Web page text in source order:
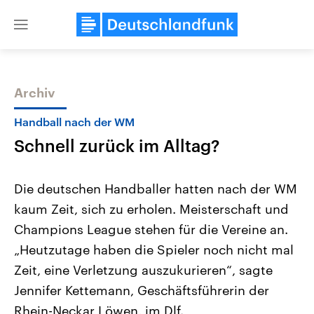
Close
Themen
Landtagswahl Sachsen-Anhalt
2026
Alle Informationen
Sachsen-Anhalt wählt am 6.
September 2026 einen neuen
Landtag. Seit 2021 wird das
Bundesland von einer Koalition aus
Aktuelle Beiträge,
Hintergründe
Wirtschaftlich und
gehören die Vereinigten
Archiv
Handball nach der WM
Schnell zurück im Alltag?
Die deutschen Handballer hatten nach der WM
kaum Zeit, sich zu erholen. Meisterschaft und
Champions League stehen für die Vereine an.
„Heutzutage haben die Spieler noch nicht mal
Zeit, eine Verletzung auszukurieren“, sagte
Jennifer Kettemann, Geschäftsführerin der
Rhein-Neckar Löwen, im Dlf.